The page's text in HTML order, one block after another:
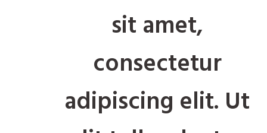
sit amet,
consectetur
adipiscing elit. Ut